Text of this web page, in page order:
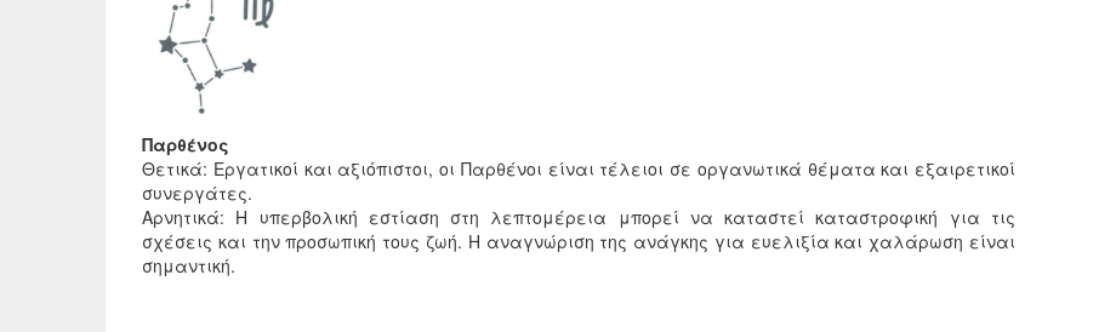
Παρθένος
Θετικά: Εργατικοί και αξιόπιστοι, οι Παρθένοι είναι τέλειοι σε οργανωτικά θέματα και εξαιρετικοί
συνεργάτες.
Αρνητικά: Η υπερβολική εστίαση στη λεπτομέρεια μπορεί να καταστεί καταστροφική για τις
σχέσεις και την προσωπική τους ζωή. Η αναγνώριση της ανάγκης για ευελιξία και χαλάρωση είναι
σημαντική.